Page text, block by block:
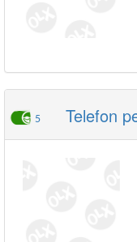
5 Telefon